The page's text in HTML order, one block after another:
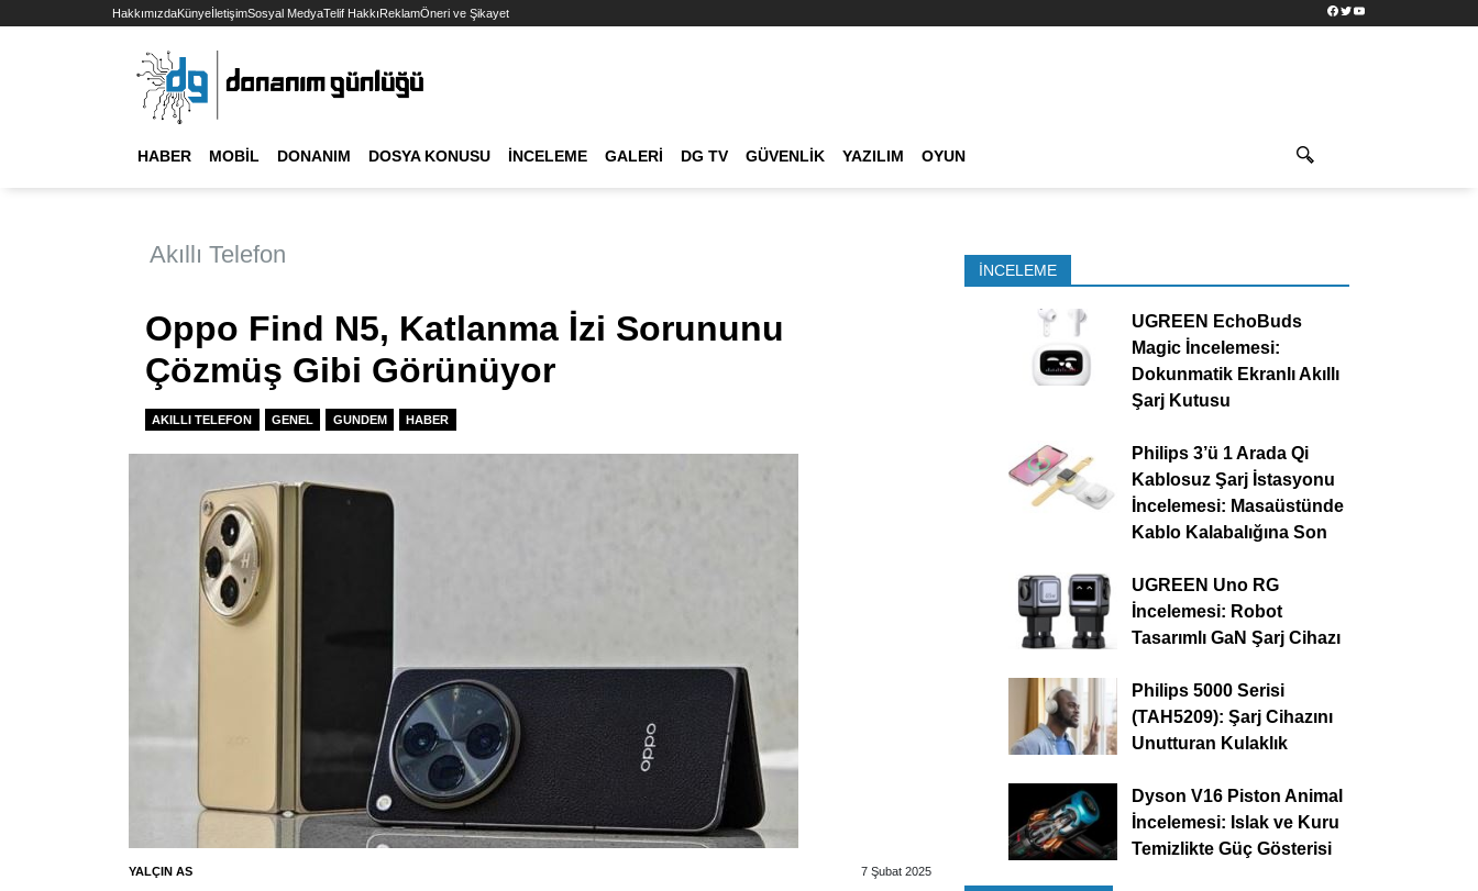
HakkımızdaKünyeİletişimSosyal MedyaTelif HakkıReklamÖneri ve Şikayet Facebook
TwitterYouTube
HABER MOBIL DONANIM DOSYA KONUSU İNCELEME GALERI DG TV GÜVENLIK YAZILIM OYUN
Akıllı Telefon
Oppo Find N5, Katlanma İzi Sorununu
Çözmüş Gibi Görünüyor
AKILLI TELEFON GENEL GUNDEM HABER
YALÇIN AS 7 Şubat 2025
İNCELEME
UGREEN EchoBuds
Magic İncelemesi:
Dokunmatik Ekranlı Akıllı
Şarj Kutusu
Philips 3’ü 1 Arada Qi
Kablosuz Şarj İstasyonu
İncelemesi: Masaüstünde
Kablo Kalabalığına Son
UGREEN Uno RG
İncelemesi: Robot
Tasarımlı GaN Şarj Cihazı
Philips 5000 Serisi
(TAH5209): Şarj Cihazını
Unutturan Kulaklık
Dyson V16 Piston Animal
İncelemesi: Islak ve Kuru
Temizlikte Güç Gösterisi